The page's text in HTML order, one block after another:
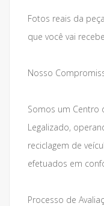
Fotos reais da
que você vai
Nosso
Somos um Centro
Legalizado,
reciclagem de
efetuados em
Processo de